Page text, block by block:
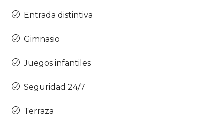
Entrada distintiva
Gimnasio
Juegos infantiles
Seguridad 24/7
Terraza